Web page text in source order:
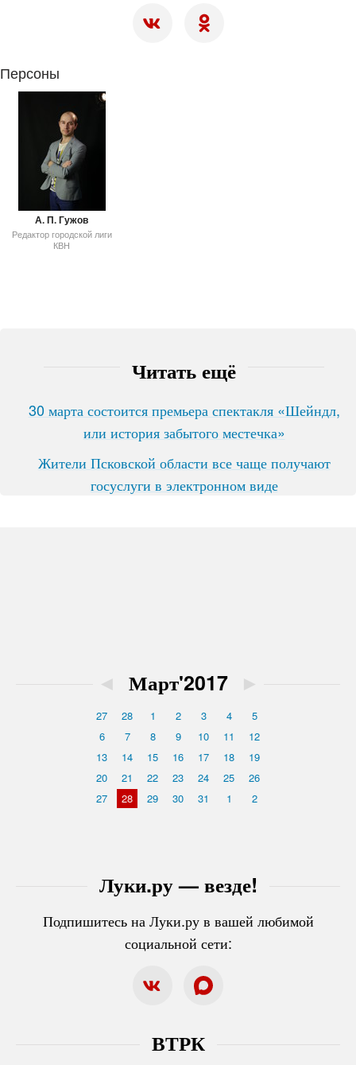
Персоны
А. П. Гужов
Редактор городской лиги
КВН
Читать ещё
30 марта состоится премьера спектакля «Шейндл,
или история забытого местечка»
Жители Псковской области все чаще получают
госуслуги в электронном виде
Луки.ру — везде!
Подпишитесь на Луки.ру в вашей любимой
социальной сети:
◄ Март'2017 ►
27 28 1 2 3 4
5
6
7 8 9 10 11
12
13
14 15 16 17 18
19
20
21 22 23 24 25
26
27
28 29 30 31 1 2
ВТРК